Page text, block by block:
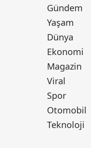
Gündem
Yaşam
Dünya
Ekonomi
Magazin
Viral
Spor
Otomobil
Teknoloji